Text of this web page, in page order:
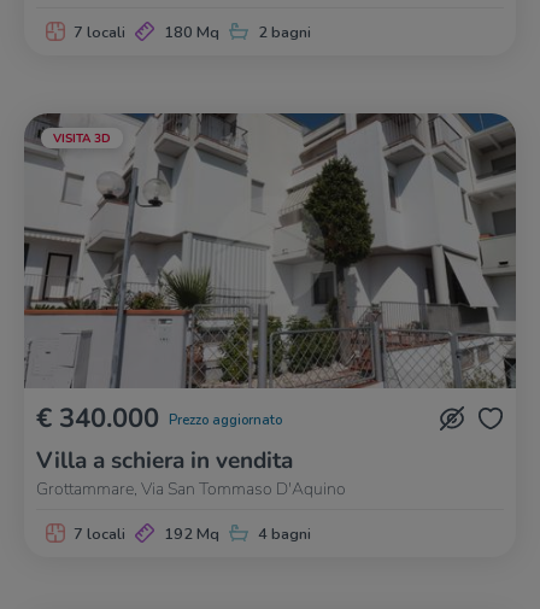
7 locali 180 Mq 2 bagni
VISITA 3D
€ 340.000 Prezzo aggiornato
Villa a schiera in vendita
Grottammare, Via San Tommaso D'Aquino
7 locali 192 Mq 4 bagni